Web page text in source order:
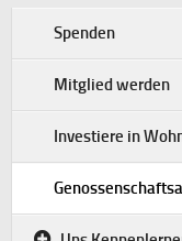
Spenden
Mitglied werden
Investiere in